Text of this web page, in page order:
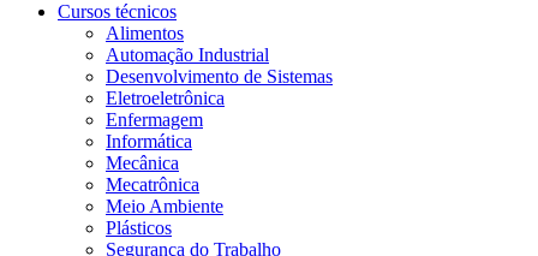
Cursos técnicos
Alimentos
Automação Industrial
Desenvolvimento de Sistemas
Eletroeletrônica
Enfermagem
Informática
Mecânica
Mecatrônica
Meio Ambiente
Plásticos
Segurança do Trabalho